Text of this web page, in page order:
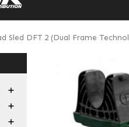
Sled DFT 2 (Dual Frame